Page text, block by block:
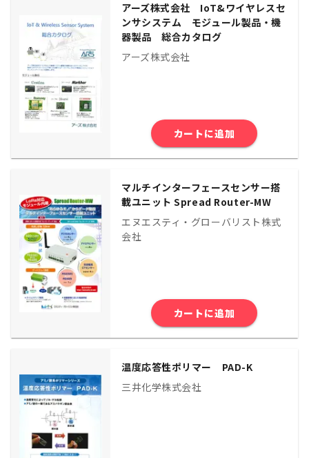
アーズ株式会社 IoT&ワイヤレスセ
ンサシステム モジュール製品・機
器製品 総合カタログ
アーズ株式会社
カートに追加
マルチインターフェースセンサー搭
載ユニット Spread Router-MW
エヌエスティ・グローバリスト株式
会社
カートに追加
温度応答性ポリマー PAD-K
三井化学株式会社